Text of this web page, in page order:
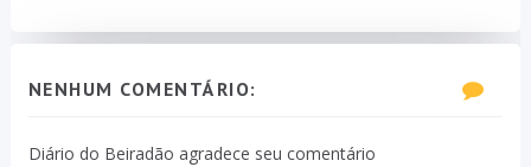
NENHUM COMENTÁRIO:
Diário do Beiradão agradece seu comentário